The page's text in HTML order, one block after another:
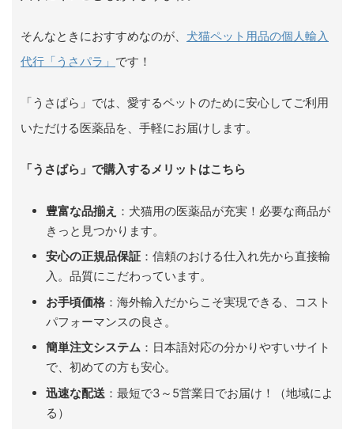
そんなときにおすすめなのが、 犬猫ペット用品の個人輸入
代行「うさパラ」 です！
「うさぱら」では、愛するペットのために安心してご利用
いただける医薬品を、手軽にお届けします。
「うさぱら」で購入するメリットはこちら
豊富な品揃え ：犬猫用の医薬品が充実！必要な商品が
きっと見つかります。
安心の正規品保証 ：信頼のおける仕入れ先から直接輸
入。品質にこだわっています。
お手頃価格 ：海外輸入だからこそ実現できる、コスト
パフォーマンスの良さ。
簡単注文システム ：日本語対応の分かりやすいサイト
で、初めての方も安心。
迅速な配送 ：最短で3～5営業日でお届け！（地域によ
る）